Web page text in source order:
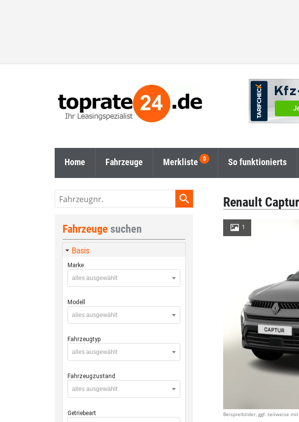
Home Fahrzeuge Merkliste So funktionierts
Renault Captur
1
Beispielbilder, ggf. teilweise
Fahrzeugnr.
Fahrzeuge suchen
Basis
Marke
alles ausgewählt
Modell
alles ausgewählt
Fahrzeugtyp
alles ausgewählt
Fahrzeugzustand
alles ausgewählt
Getriebeart